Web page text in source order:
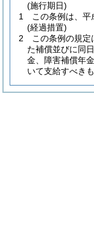
(施行期日)
1
この条例は、平
(経過措置)
2
この条例の規
た補償並びに同
金、障害補償年
いて支給すべき